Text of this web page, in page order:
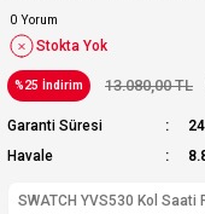
0 Yorum
Stokta Yok
%25 İndirim 13.080,00 TL
Garanti Süresi
Havale
SWATCH YVS530 Kol